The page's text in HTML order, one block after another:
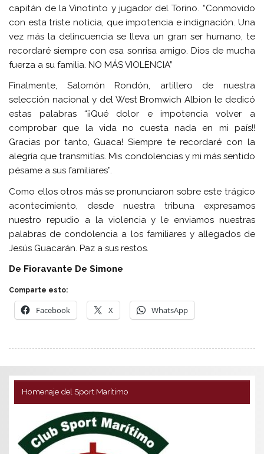
capitán de la Vinotinto y jugador del Torino. “Conmovido
con esta triste noticia, que impotencia e indignación. Una
vez más la delincuencia se lleva un gran ser humano, te
recordaré siempre con esa sonrisa amigo. Dios de mucha
fuerza a su familia. NO MÁS VIOLENCIA”
Finalmente, Salomón Rondón, artillero de nuestra
selección nacional y del West Bromwich Albion le dedicó
estas palabras “¡¡Qué dolor e impotencia volver a
comprobar que la vida no cuesta nada en mi país!!
Gracias por tanto, Guaca! Siempre te recordaré con la
alegría que transmitías. Mis condolencias y mi más sentido
pésame a sus familiares”.
Como ellos otros más se pronunciaron sobre este trágico
acontecimiento, desde nuestra tribuna expresamos
nuestro repudio a la violencia y le enviamos nuestras
palabras de condolencia a los familiares y allegados de
Jesús Guacarán. Paz a sus restos.
De Fioravante De Simone
Comparte esto:
Facebook X WhatsApp
Homenaje del Sport Marítimo